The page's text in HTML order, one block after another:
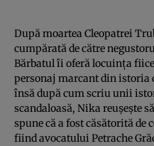
După moartea Cleopatrei
cumpărată de către
Bărbatul îi oferă locuinţa
personaj marcant din istoria
însă după cum scriu unii
scandaloasă, Nika reuşeşte
spune că a fost căsătorită
fiind avocatului Petrache